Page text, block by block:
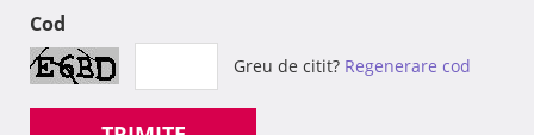
Cod
Greu de citit? Regenerare cod